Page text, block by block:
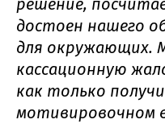
решение,
достоен нашего
для окружающих.
кассационную
как только
мотивировочном